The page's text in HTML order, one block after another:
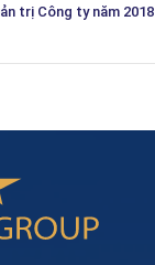
trị Công ty năm 2018